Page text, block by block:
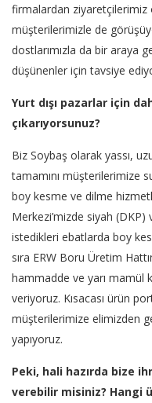
firmalardan ziyaretçilerimiz
müşterilerimizle de
dostlarımızla da bir araya
düşünenler için tavsiye
Yurt dışı pazarlar için
çıkarıyorsunuz?
Biz Soybaş olarak yassı,
tamamını müşterilerimize
boy kesme ve dilme
Merkezi’mizde siyah (DKP)
istedikleri ebatlarda boy
sıra ERW Boru Üretim
hammadde ve yarı mamül
veriyoruz. Kısacası ürün
müşterilerimize elimizden
yapıyoruz.
Peki, hali hazırda bize
verebilir misiniz? Hangi